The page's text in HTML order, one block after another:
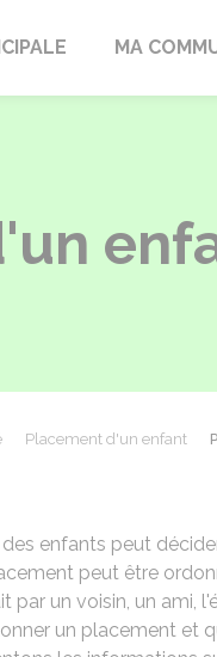
MA
Placement d'un enfant
enfants peut
peut être
un voisin, un ami,
un placement et